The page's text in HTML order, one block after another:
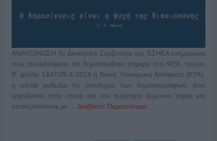
ΑΝΑΚΟΙΝΩΣΗ Το Διοικητικό Συμβούλιο της ΕΣΗΕΑ ενημερώνει
τους συναδέλφους ότι δημοσιεύθηκε σήμερα στο ΦΕΚ, τεύχος
Β, φύλλο 1447/25-4-2019 η Κοινή Υπουργική Απόφαση (ΚΥΑ),
η οποία ρυθμίζει τις αποδοχές των δημοσιογράφων, που
εργάζονται στον στενό και τον ευρύτερο Δημόσιο τομέα και
απασχολούνται με … Διαβάστε Περισσότερα...